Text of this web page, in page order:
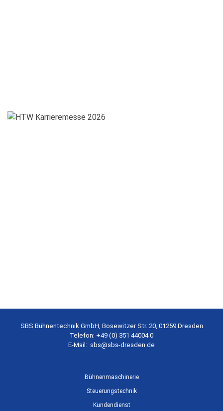
SBS Bühnentechnik GmbH, Bosewitzer Str. 20, 01259 Dresden
Telefon: +49 (0) 351 44004 0
E-Mail: sbs@sbs-dresden.de
Bühnenmaschinerie
Steuerungstechnik
Kundendienst